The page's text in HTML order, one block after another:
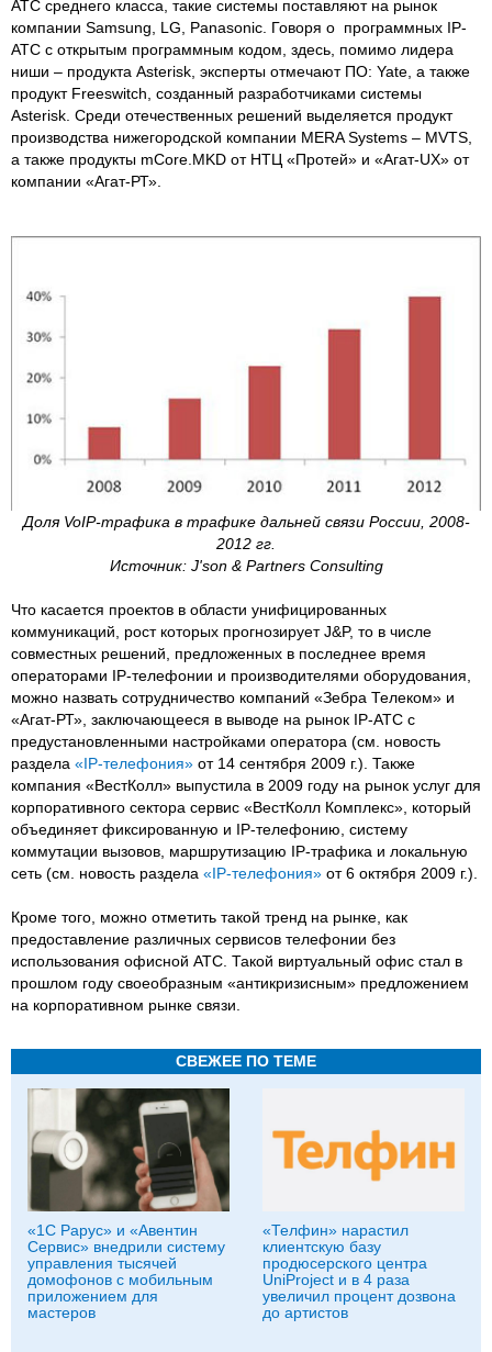
АТС среднего класса, такие системы поставляют на рынок
компании Samsung, LG, Panasonic. Говоря о программных IP-
АТС с открытым программным кодом, здесь, помимо лидера
ниши – продукта Asterisk, эксперты отмечают ПО: Yate, а также
продукт Freeswitch, созданный разработчиками системы
Asterisk. Среди отечественных решений выделяется продукт
производства нижегородской компании MERA Systems – MVTS,
а также продукты mCore.MKD от НТЦ «Протей» и «Агат-UX» от
компании «Агат-РТ».
Доля VoIP-трафика в трафике дальней связи России, 2008-
2012 гг.
Источник: J'son & Partners Consulting
Что касается проектов в области унифицированных
коммуникаций, рост которых прогнозирует J&P, то в числе
совместных решений, предложенных в последнее время
операторами IP-телефонии и производителями оборудования,
можно назвать сотрудничество компаний «Зебра Телеком» и
«Агат-РТ», заключающееся в выводе на рынок IP-АТС с
предустановленными настройками оператора (см. новость
раздела «IP-телефония» от 14 сентября 2009 г.). Также
компания «ВестКолл» выпустила в 2009 году на рынок услуг для
корпоративного сектора сервис «ВестКолл Комплекс», который
объединяет фиксированную и IP-телефонию, систему
коммутации вызовов, маршрутизацию IP-трафика и локальную
сеть (см. новость раздела «IP-телефония» от 6 октября 2009 г.).
Кроме того, можно отметить такой тренд на рынке, как
предоставление различных сервисов телефонии без
использования офисной АТС. Такой виртуальный офис стал в
прошлом году своеобразным «антикризисным» предложением
на корпоративном рынке связи.
СВЕЖЕЕ ПО ТЕМЕ
«1С Рарус» и «Авентин
Сервис» внедрили систему
управления тысячей
домофонов с мобильным
приложением для
мастеров
«Телфин» нарастил
клиентскую базу
продюсерского центра
UniProject и в 4 раза
увеличил процент дозвона
до артистов